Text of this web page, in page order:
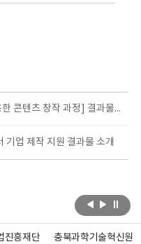
2024 [생성형 AI를 활용한 콘텐츠 창작 과정] 결과물 소개
업 제작 지원 결과물 소개
진흥재단 충북과학기술혁신원